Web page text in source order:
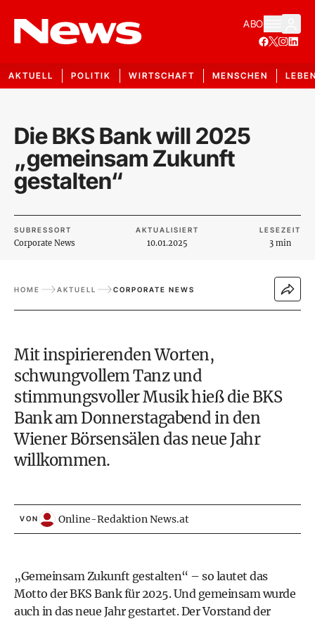
ABO
AKTUELL POLITIK WIRTSCHAFT MENSCHEN
Die BKS Bank will 2025
„gemeinsam Zukunft
gestalten“
SUBRESSORT
Corporate News
AKTUALISIERT
10.01.2025
LESEZEIT
3 min
HOME AKTUELL CORPORATE NEWS
Mit inspirierenden Worten,
schwungvollem Tanz und
stimmungsvoller Musik hieß die BKS
Bank am Donnerstagabend in den
Wiener Börsensälen das neue Jahr
willkommen.
VON Online-Redaktion News.at
„Gemeinsam Zukunft gestalten“ – so lautet das
Motto der BKS Bank für 2025. Und gemeinsam wurde
auch in das neue Jahr gestartet. Der Vorstand der